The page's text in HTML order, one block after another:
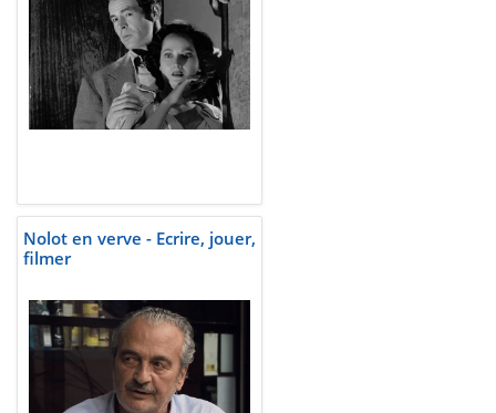
Nolot en verve - Ecrire, jouer,
filmer